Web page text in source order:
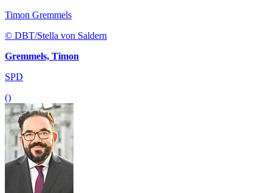
Timon Gremmels
© DBT/Stella von Saldern
Gremmels, Timon
SPD
()